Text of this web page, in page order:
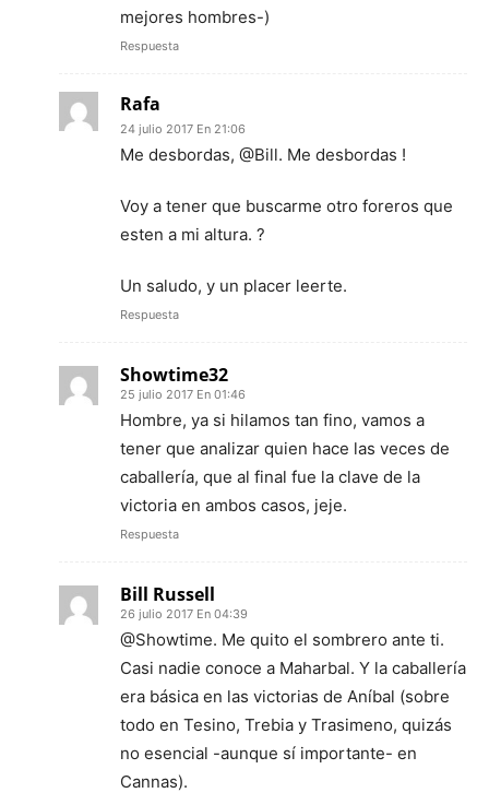
mejores hombres-)
Respuesta
Rafa
24 julio 2017 En 21:06
Me desbordas, @Bill. Me desbordas !
Voy a tener que buscarme otro foreros que
esten a mi altura. ?
Un saludo, y un placer leerte.
Respuesta
Showtime32
25 julio 2017 En 01:46
Hombre, ya si hilamos tan fino, vamos a
tener que analizar quien hace las veces de
caballería, que al final fue la clave de la
victoria en ambos casos, jeje.
Respuesta
Bill Russell
26 julio 2017 En 04:39
@Showtime. Me quito el sombrero ante ti.
Casi nadie conoce a Maharbal. Y la caballería
era básica en las victorias de Aníbal (sobre
todo en Tesino, Trebia y Trasimeno, quizás
no esencial -aunque sí importante- en
Cannas).